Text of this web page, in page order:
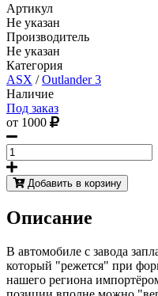
Артикул
Не указан
Производитель
Не указан
Категория
ASX /Outlander 3
Наличие
Под заказ
от 1000
Добавить в корзину
Описание
В автомобиле с завода
который "режется" при
нашего региона